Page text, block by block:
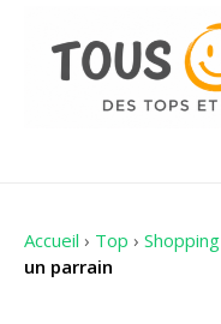
Accueil › Top › Shopping
un parrain